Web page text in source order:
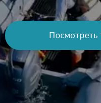
Посмотреть